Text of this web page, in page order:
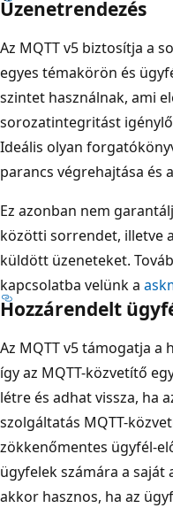
Üzenetrendezés
Az MQTT v5 biztosítja a
egyes témakörön és
szintet használnak, ami
sorozatintegritást
Ideális olyan
parancs végrehajtása és
Ez azonban nem
közötti sorrendet, illetve
küldött üzeneteket.
kapcsolatba velünk a
Hozzárendelt
Az MQTT v5 támogatja
így az MQTT-közvetítő
létre és adhat vissza, ha
szolgáltatás MQTT-
zökkenőmentes ügyfél-
ügyfelek számára a saját
akkor hasznos, ha az